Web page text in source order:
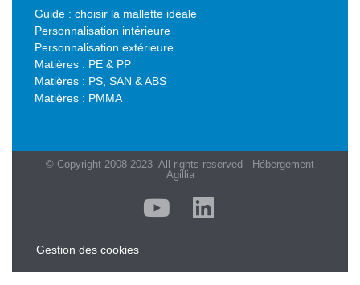
Guide : choisir la mallette idéale
Personnalisation intérieure
Personnalisation extérieure
Matières : PE & PP
Matières : PS, SAN & ABS
Matières : PMMA
© Copyright 2008-2023- All rights reserved - Hébergement
Agillia
Gestion des cookies